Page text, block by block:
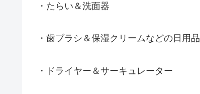
・たらい＆洗面器
・歯ブラシ＆保湿クリームなどの日用品
・ドライヤー＆サーキュレーター